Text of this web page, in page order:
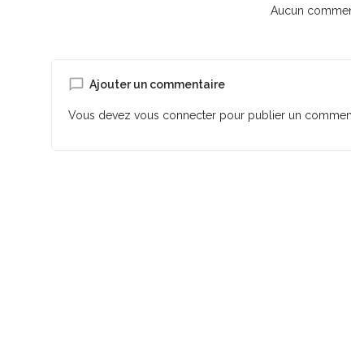
Aucun
Ajouter un commentaire
Vous devez vous connecter pour publier un